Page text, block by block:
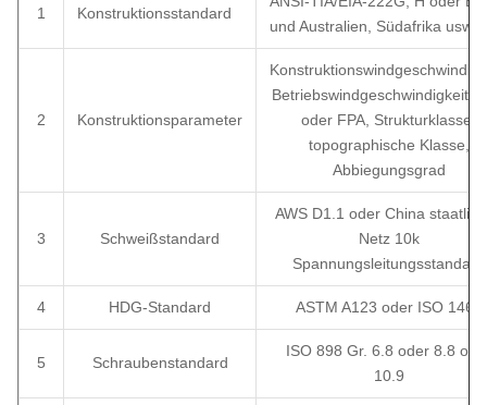
1 Konstruktionsstandard
und Australien, Südafrika usw.
2 Konstruktionsparameter
Betriebswindgeschwindigkeit,
oder FPA, Strukturklasse,
topographische Klasse,
Abbiegungsgrad
3 Schweißstandard
AWS D1.1 oder China
Netz 10k
Spannungsleitungsstandard
4 HDG-Standard ASTM A123 oder ISO 1461
5 Schraubenstandard
ISO 898 Gr. 6.8 oder 8.8
10.9